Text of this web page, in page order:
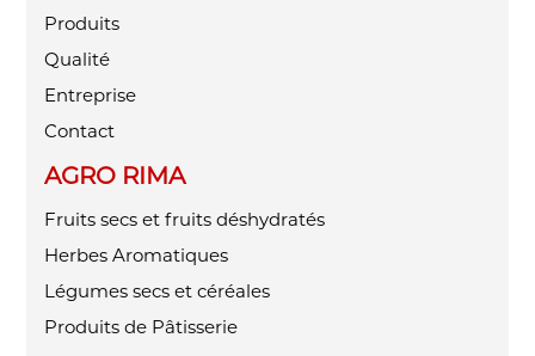
Produits
Qualité
Entreprise
Contact
AGRO RIMA
Fruits secs et fruits déshydratés
Herbes Aromatiques
Légumes secs et céréales
Produits de Pâtisserie